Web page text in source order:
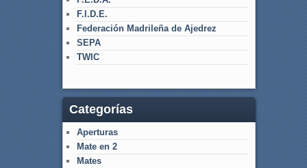
F.I.D.E.
Federación Madrileña de Ajedrez
SEPA
TWIC
Categorías
Aperturas
Mate en 2
Mates